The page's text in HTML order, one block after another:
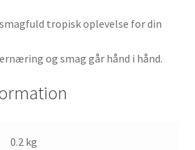
tropisk oplevelse for din
og smag går hånd i hånd.
0.2 kg